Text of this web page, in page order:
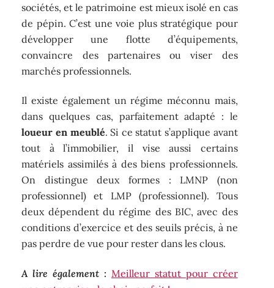
sociétés, et le patrimoine est mieux isolé en cas
de pépin. C’est une voie plus stratégique pour
développer une flotte d’équipements,
convaincre des partenaires ou viser des
marchés professionnels.
Il existe également un régime méconnu mais,
dans quelques cas, parfaitement adapté : le
loueur en meublé. Si ce statut s’applique avant
tout à l’immobilier, il vise aussi certains
matériels assimilés à des biens professionnels.
On distingue deux formes : LMNP (non
professionnel) et LMP (professionnel). Tous
deux dépendent du régime des BIC, avec des
conditions d’exercice et des seuils précis, à ne
pas perdre de vue pour rester dans les clous.
A lire également : Meilleur statut pour créer